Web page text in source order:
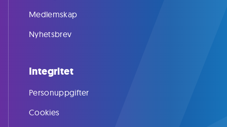
Medlemskap
Nyhetsbrev
Integritet
Personuppgifter
Cookies